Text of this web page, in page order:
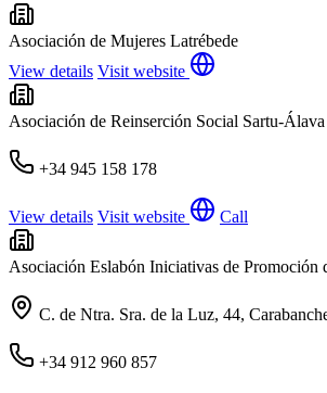
Asociación de Mujeres Latrébede
View details Visit website
Asociación de Reinserción Social Sartu-Álava
+34 945 158 178
View details Visit website Call
Asociación Eslabón Iniciativas de Promoción
C. de Ntra. Sra. de la Luz, 44,
+34 912 960 857